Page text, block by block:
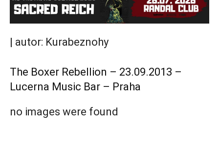
| autor: Kurabeznohy
The Boxer Rebellion – 23.09.2013 –
Lucerna Music Bar – Praha
no images were found